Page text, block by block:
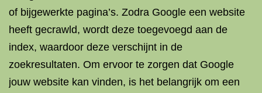
of bijgewerkte pagina’s. Zodra Google een website
heeft gecrawld, wordt deze toegevoegd aan de
index, waardoor deze verschijnt in de
zoekresultaten. Om ervoor te zorgen dat Google
jouw website kan vinden, is het belangrijk om een